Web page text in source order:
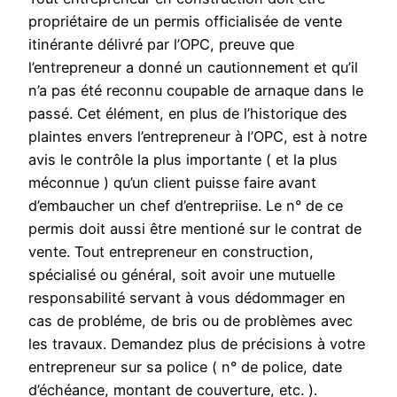
propriétaire de un permis officialisée de vente
itinérante délivré par l’OPC, preuve que
l’entrepreneur a donné un cautionnement et qu’il
n’a pas été reconnu coupable de arnaque dans le
passé. Cet élément, en plus de l’historique des
plaintes envers l’entrepreneur à l’OPC, est à notre
avis le contrôle la plus importante ( et la plus
méconnue ) qu’un client puisse faire avant
d’embaucher un chef d’entrepriise. Le n° de ce
permis doit aussi être mentioné sur le contrat de
vente. Tout entrepreneur en construction,
spécialisé ou général, soit avoir une mutuelle
responsabilité servant à vous dédommager en
cas de probléme, de bris ou de problèmes avec
les travaux. Demandez plus de précisions à votre
entrepreneur sur sa police ( n° de police, date
d’échéance, montant de couverture, etc. ).